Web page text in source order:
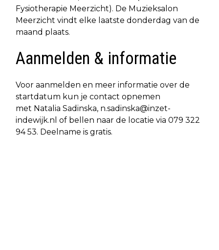
Fysiotherapie Meerzicht). De Muzieksalon
Meerzicht vindt elke laatste donderdag van de
maand plaats.
Aanmelden & informatie
Voor aanmelden en meer informatie over de
startdatum kun je contact opnemen
met Natalia Sadinska, n.sadinska@inzet-
indewijk.nl of bellen naar de locatie via 079 322
94 53. Deelname is gratis.